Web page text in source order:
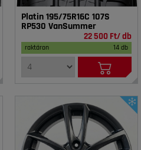
Platin 195/75R16C 107S
RP530 VanSummer
22 500 Ft/ db
raktáron 14 db